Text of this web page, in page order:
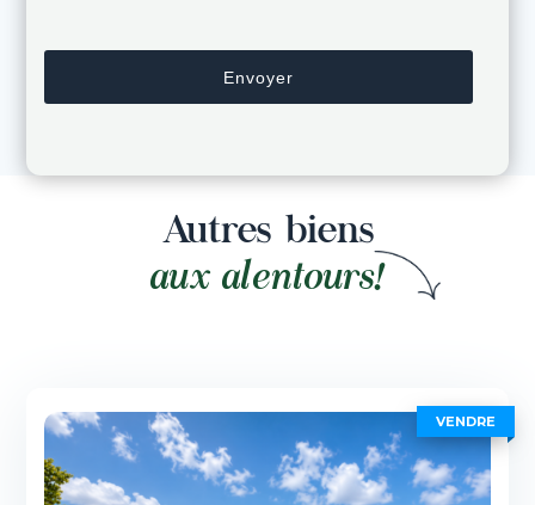
Autres biens
aux alentours!
VENDRE